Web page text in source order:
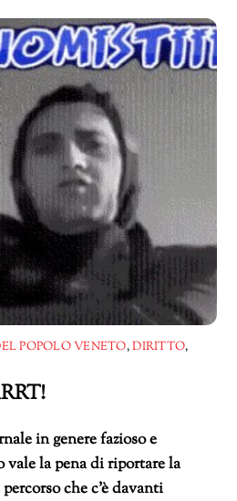
POPOLO VENETO,DIRITTO,
in genere fazioso e
vale la pena di riportare la
che c’è davanti